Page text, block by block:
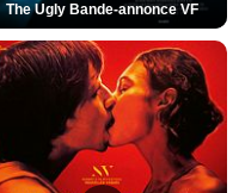
The Ugly Bande-annonce VF